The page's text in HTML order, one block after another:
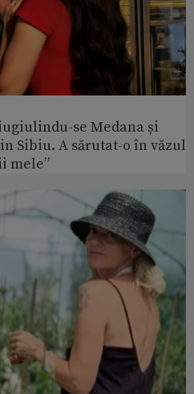
se Medana și
Sibiu. A sărutat-o în văzul
mele”